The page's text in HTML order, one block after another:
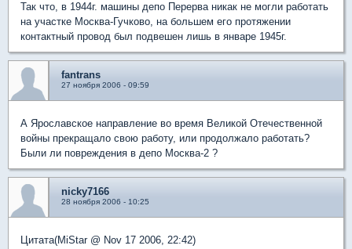
Так что, в 1944г. машины депо Перерва никак не могли работать
на участке Москва-Гучково, на большем его протяжении
контактный провод был подвешен лишь в январе 1945г.
fantrans
27 ноября 2006 - 09:59
А Ярославское направление во время Великой Отечественной
войны прекращало свою работу, или продолжало работать?
Были ли повреждения в депо Москва-2 ?
nicky7166
28 ноября 2006 - 10:25
Цитата(MiStar @ Nov 17 2006, 22:42)